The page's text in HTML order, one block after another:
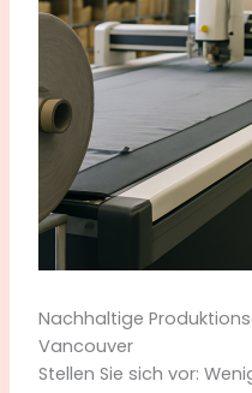
Nachhaltige
Vancouver
Stellen Sie sich vor: